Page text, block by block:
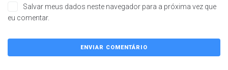
Salvar meus dados neste navegador para a próxima vez que
eu comentar.